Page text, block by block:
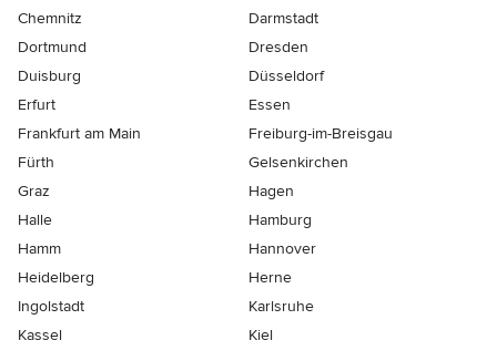
Chemnitz
Darmstadt
Dortmund
Dresden
Duisburg
Düsseldorf
Erfurt
Essen
Frankfurt am Main
Freiburg-im-Breisgau
Fürth
Gelsenkirchen
Graz
Hagen
Halle
Hamburg
Hamm
Hannover
Heidelberg
Herne
Ingolstadt
Karlsruhe
Kassel
Kiel